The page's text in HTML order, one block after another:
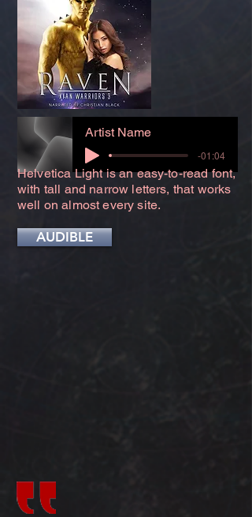
Artist Name
-01:04
Helvetica Light is an easy-to-read font,
with tall and narrow letters, that works
well on almost every site.
AUDIBLE